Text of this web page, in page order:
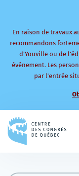
En raison de travaux
recommandons
d’Youville ou de
événement. Les
par l’entrée
à